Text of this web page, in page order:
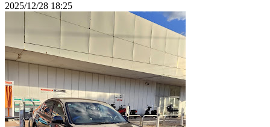
2025/12/28 18:25